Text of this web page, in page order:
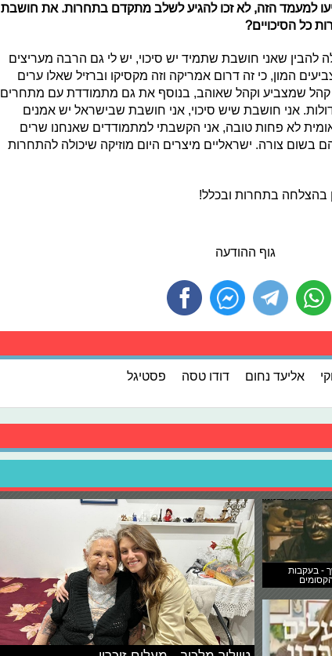
למעמד הזה, לא זכו להגיע לשלב מתקדם בתחרות. את חושבת
כל הסיכויים?
להבין שאני חושבת שתמיד יש סיכוי, יש לי גם הרבה מעריצים
המון, כי זה דרום אמריקה וזה מקסיקו וברזיל שאלו ערים
קהל שמצביע וקהל שאוהב, בנוסף את גם מתמודדת עם מתחרים
אני חושבת שיש סיכוי, אני חושבת שבישראל יש אמנים
לא פחות טובה, אני הקשבתי למתמודדים שאנחנו שרים
בשום צורה. ישראליים מיצרים היום מוזיקה שיכולה להתחרות
בהצלחה בתחרות ובכלל!
גוף ההודעה
אליעד נחום דודו טסה פסטיגל
- בעקבות